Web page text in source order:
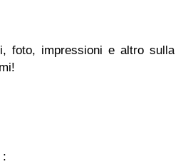
foto, impressioni e altro sulla
: